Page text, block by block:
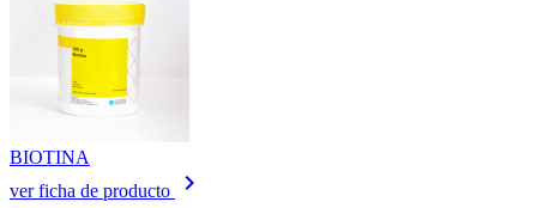
BIOTINA
ver ficha de producto
keyboard_arrow_right